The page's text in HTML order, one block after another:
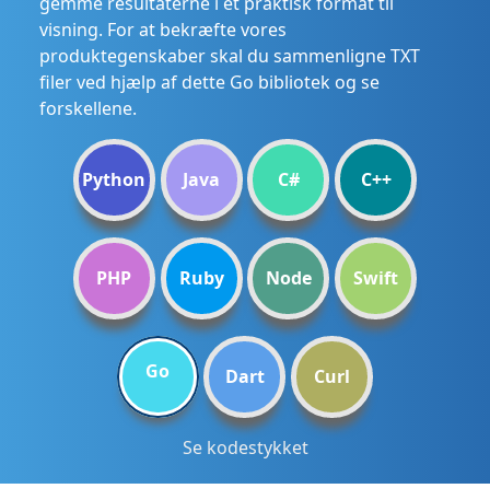
visning. For at bekræfte vores
produktegenskaber skal du sammenligne TXT
filer ved hjælp af dette Go bibliotek og se
forskellene.
Python Java C# C++
PHP Ruby Node Swift
Go Dart Curl
Se kodestykket